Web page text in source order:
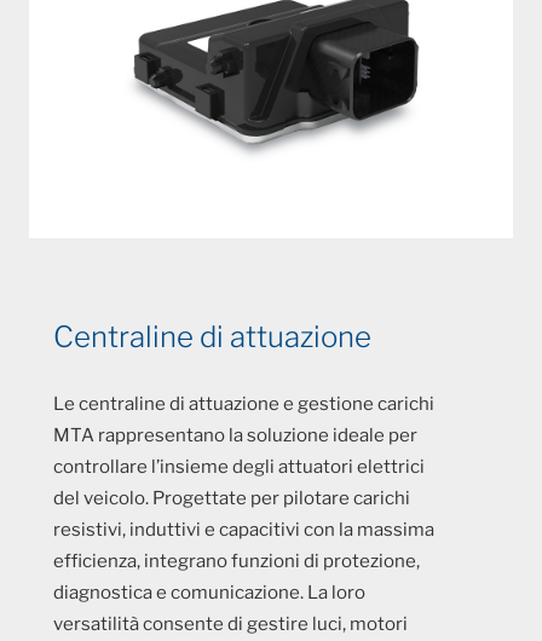
Centraline di attuazione
Le centraline di attuazione e gestione carichi
MTA rappresentano la soluzione ideale per
controllare l’insieme degli attuatori elettrici
del veicolo. Progettate per pilotare carichi
resistivi, induttivi e capacitivi con la massima
efficienza, integrano funzioni di protezione,
diagnostica e comunicazione. La loro
versatilità consente di gestire luci, motori